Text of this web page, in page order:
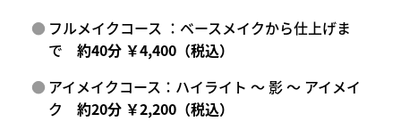
フルメイクコース ：ベースメイクから仕上げま
で約40分 ￥4,400（税込）
アイメイクコース：ハイライト ～ 影 ～ アイメイ
ク約20分 ￥2,200（税込）